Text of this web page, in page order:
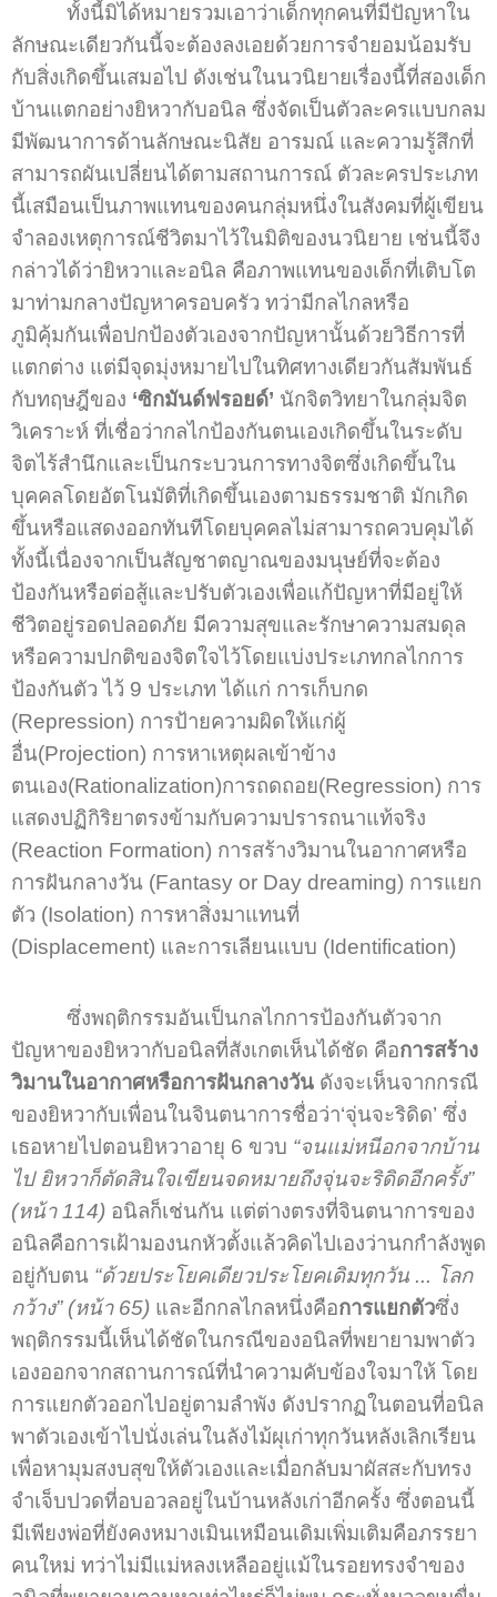
ทั้งนี้มิได้หมายรวมเอาว่าเด็กทุกคนที่มีปัญหาใน
ลักษณะเดียวกันนี้จะต้องลงเอยด้วยการจำยอมน้อมรับ
กับสิ่งเกิดขึ้นเสมอไป ดังเช่นในนวนิยายเรื่องนี้ที่สองเด็ก
บ้านแตกอย่างยิหวากับอนิล ซึ่งจัดเป็นตัวละครแบบกลม
มีพัฒนาการด้านลักษณะนิสัย อารมณ์ และความรู้สึกที่
สามารถผันเปลี่ยนได้ตามสถานการณ์ ตัวละครประเภท
นี้เสมือนเป็นภาพแทนของคนกลุ่มหนึ่งในสังคมที่ผู้เขียน
จำลองเหตุการณ์ชีวิตมาไว้ในมิติของนวนิยาย เช่นนี้จึง
กล่าวได้ว่ายิหวาและอนิล คือภาพแทนของเด็กที่เติบโต
มาท่ามกลางปัญหาครอบครัว ทว่ามีกลไกลหรือ
ภูมิคุ้มกันเพื่อปกป้องตัวเองจากปัญหานั้นด้วยวิธีการที่
แตกต่าง แต่มีจุดมุ่งหมายไปในทิศทางเดียวกันสัมพันธ์
กับทฤษฎีของ ‘ซิกมันด์ฟรอยด์’ นักจิตวิทยาในกลุ่มจิต
วิเคราะห์ ที่เชื่อว่ากลไกป้องกันตนเองเกิดขึ้นในระดับ
จิตไร้สำนึกและเป็นกระบวนการทางจิตซึ่งเกิดขึ้นใน
บุคคลโดยอัตโนมัติที่เกิดขึ้นเองตามธรรมชาติ มักเกิด
ขึ้นหรือแสดงออกทันทีโดยบุคคลไม่สามารถควบคุมได้
ทั้งนี้เนื่องจากเป็นสัญชาตญาณของมนุษย์ที่จะต้อง
ป้องกันหรือต่อสู้และปรับตัวเองเพื่อแก้ปัญหาที่มีอยู่ให้
ชีวิตอยู่รอดปลอดภัย มีความสุขและรักษาความสมดุล
หรือความปกติของจิตใจไว้โดยแบ่งประเภทกลไกการ
ป้องกันตัว ไว้ 9 ประเภท ได้แก่ การเก็บกด
(Repression) การป้ายความผิดให้แก่ผู้
อื่น(Projection) การหาเหตุผลเข้าข้าง
ตนเอง(Rationalization)การถดถอย(Regression) การ
แสดงปฏิกิริยาตรงข้ามกับความปรารถนาแท้จริง
(Reaction Formation) การสร้างวิมานในอากาศหรือ
การฝันกลางวัน (Fantasy or Day dreaming) การแยก
ตัว (Isolation) การหาสิ่งมาแทนที่
(Displacement) และการเลียนแบบ (Identification)
ซึ่งพฤติกรรมอันเป็นกลไกการป้องกันตัวจาก
ปัญหาของยิหวากับอนิลที่สังเกตเห็นได้ชัด คือการสร้าง
วิมานในอากาศหรือการฝันกลางวัน ดังจะเห็นจากกรณี
ของยิหวากับเพื่อนในจินตนาการชื่อว่า‘จุ่นจะริดิด’ ซึ่ง
เธอหายไปตอนยิหวาอายุ 6 ขวบ “จนแม่หนีอกจากบ้าน
ไป ยิหวาก็ตัดสินใจเขียนจดหมายถึงจุ่นจะริดิดอีกครั้ง”
(หน้า 114) อนิลก็เช่นกัน แต่ต่างตรงที่จินตนาการของ
อนิลคือการเฝ้ามองนกหัวตั้งแล้วคิดไปเองว่านกกำลังพูด
อยู่กับตน “ด้วยประโยคเดียวประโยคเดิมทุกวัน ... โลก
กว้าง” (หน้า 65) และอีกกลไกลหนึ่งคือการแยกตัวซึ่ง
พฤติกรรมนี้เห็นได้ชัดในกรณีของอนิลที่พยายามพาตัว
เองออกจากสถานการณ์ที่นำความคับข้องใจมาให้ โดย
การแยกตัวออกไปอยู่ตามลำพัง ดังปรากฏในตอนที่อนิล
พาตัวเองเข้าไปนั่งเล่นในลังไม้ผุเก่าทุกวันหลังเลิกเรียน
เพื่อหามุมสงบสุขให้ตัวเองและเมื่อกลับมาผัสสะกับทรง
จำเจ็บปวดที่อบอวลอยู่ในบ้านหลังเก่าอีกครั้ง ซึ่งตอนนี้
มีเพียงพ่อที่ยังคงหมางเมินเหมือนเดิมเพิ่มเติมคือภรรยา
คนใหม่ ทว่าไม่มีแม่หลงเหลืออยู่แม้ในรอยทรงจำของ